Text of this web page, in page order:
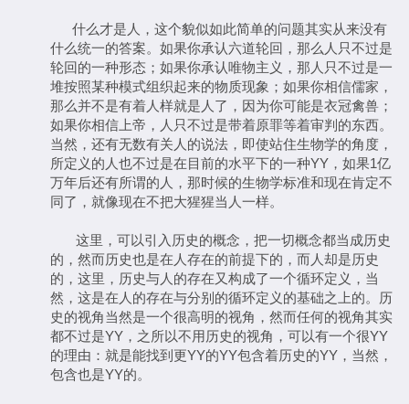
什么才是人，这个貌似如此简单的问题其实从来没有
什么统一的答案。如果你承认六道轮回，那么人只不过是
轮回的一种形态；如果你承认唯物主义，那人只不过是一
堆按照某种模式组织起来的物质现象；如果你相信儒家，
那么并不是有着人样就是人了，因为你可能是衣冠禽兽；
如果你相信上帝，人只不过是带着原罪等着审判的东西。
当然，还有无数有关人的说法，即使站住生物学的角度，
所定义的人也不过是在目前的水平下的一种YY，如果1亿
万年后还有所谓的人，那时候的生物学标准和现在肯定不
同了，就像现在不把大猩猩当人一样。
这里，可以引入历史的概念，把一切概念都当成历史
的，然而历史也是在人存在的前提下的，而人却是历史
的，这里，历史与人的存在又构成了一个循环定义，当
然，这是在人的存在与分别的循环定义的基础之上的。历
史的视角当然是一个很高明的视角，然而任何的视角其实
都不过是YY，之所以不用历史的视角，可以有一个很YY
的理由：就是能找到更YY的YY包含着历史的YY，当然，
包含也是YY的。